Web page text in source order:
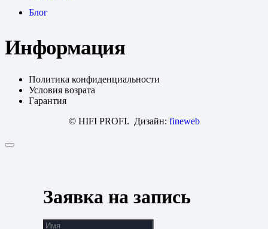
Блог
Информация
Политика конфиденциальности
Условия возрата
Гарантия
© HIFI PROFI. Дизайн: fineweb
Заявка на запись